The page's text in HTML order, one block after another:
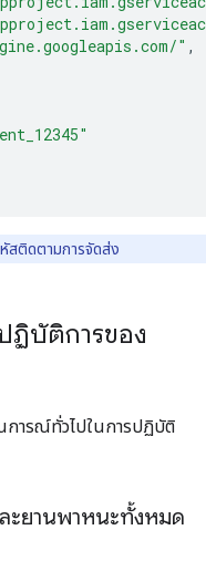
" ,
สติดตามการจัดส่ง
ฏิบัติการของ
การณ์ทั่วไปในการปฏิบัติ
ะยานพาหนะทั้งหมด